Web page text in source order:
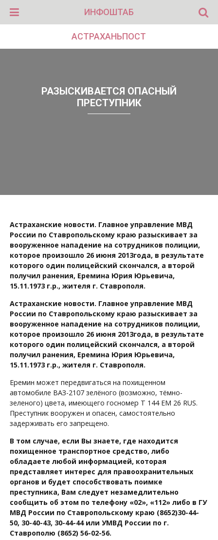
ИНФОШТАБ
АСТРАХАНЬПОСТ
РАЗЫСКИВАЕТСЯ ОПАСНЫЙ
ПРЕСТУПНИК
Астраханские новости. Главное управление МВД
России по Ставропольскому краю разыскивает за
вооруженное нападение на сотрудников полиции,
которое произошло 26 июня 2013года, в результате
которого один полицейский скончался, а второй
получил ранения, Еремина Юрия Юрьевича,
15.11.1973 г.р., жителя г. Ставрополя.
Астраханские новости. Главное управление МВД
России по Ставропольскому краю разыскивает за
вооруженное нападение на сотрудников полиции,
которое произошло 26 июня 2013года, в результате
которого один полицейский скончался, а второй
получил ранения, Еремина Юрия Юрьевича,
15.11.1973 г.р., жителя г. Ставрополя.
Еремин может передвигаться на похищенном
автомобиле ВАЗ-2107 зелёного (возможно, тёмно-
зеленого) цвета, имеющего госномер Т 144 ЕМ 26 RUS.
Преступник вооружен и опасен, самостоятельно
задерживать его запрещено.
В том случае, если Вы знаете, где находится
похищенное транспортное средство, либо
обладаете любой информацией, которая
представляет интерес для правоохранительных
органов и будет способствовать поимке
преступника, Вам следует незамедлительно
сообщить об этом по телефону «02», «112» либо в ГУ
МВД России по Ставропольскому краю (8652)30-44-
50, 30-40-43, 30-44-44 или УМВД России по г.
Ставрополю (8652) 56-02-56.